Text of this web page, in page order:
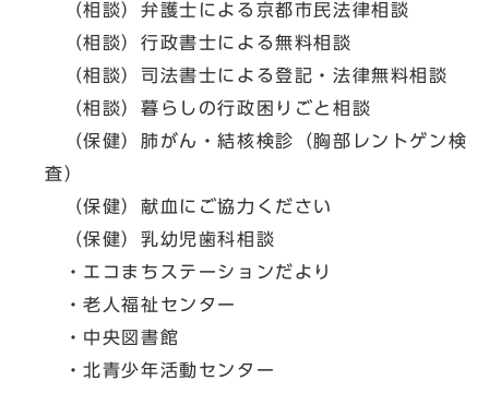
（相談）弁護士による京都市民法律相談
（相談）行政書士による無料相談
（相談）司法書士による登記・法律無料相談
（相談）暮らしの行政困りごと相談
（保健）肺がん・結核検診（胸部レントゲン検
査）
（保健）献血にご協力ください
（保健）乳幼児歯科相談
・エコまちステーションだより
・老人福祉センター
・中央図書館
・北青少年活動センター